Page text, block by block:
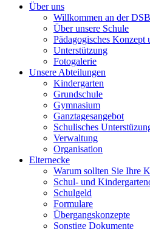
Über uns
Willkommen an der
Über unsere Schule
Pädagogisches Konzept
Unterstützung
Fotogalerie
Unsere Abteilungen
Kindergarten
Grundschule
Gymnasium
Ganztagesangebot
Schulisches
Verwaltung
Organisation
Elternecke
Warum sollten Sie Ihre
Schul- und
Schulgeld
Formulare
Übergangskonzepte
Sonstige Dokumente